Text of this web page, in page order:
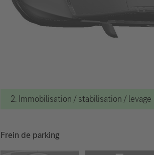
2. Immobilisation / stabilisation / levage
Frein de parking